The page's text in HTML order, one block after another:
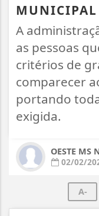
MUNICIPAL
A
as pessoas
critérios de
comparecer
portando
exigida.
OESTE MS
02/02/
A-